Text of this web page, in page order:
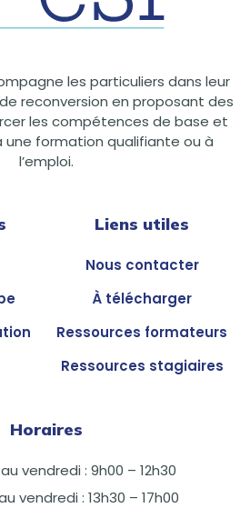
les particuliers dans leur
reconversion en proposant des
les compétences de base et
une formation qualifiante ou à
l’emploi.
Liens utiles
Nous contacter
À télécharger
Ressources formateurs
Ressources stagiaires
Horaires
vendredi : 9h00 – 12h30
vendredi : 13h30 – 17h00